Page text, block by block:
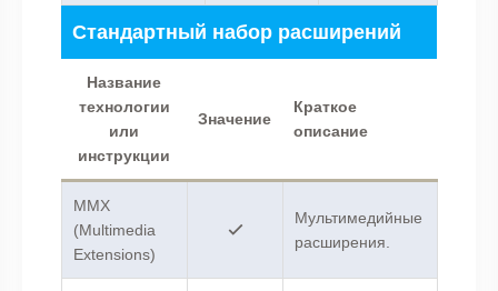
Стандартный набор расширений
Название
технологии
или
инструкции
Значение
Краткое
описание
MMX
(Multimedia
Extensions)
Мультимедийные
расширения.